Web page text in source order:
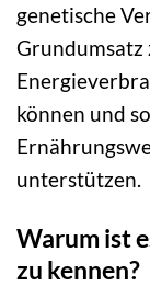
genetische
Grundumsatz
können und
unterstützen.
Warum ist
zu kennen?